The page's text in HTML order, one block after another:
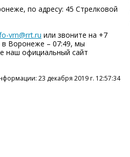
по адресу: 45 Стрелковой
vrn@rrt.ru или звоните на +7
в Воронеже – 07:49, мы
наш официальный сайт
23 декабря 2019 г. 12:57:34